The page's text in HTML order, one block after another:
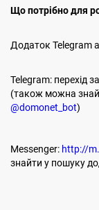
Що потрібно для
Додаток Telegram
Telegram: перехід
(також можна
@domonet_bot)
Messenger: http://
знайти у пошуку